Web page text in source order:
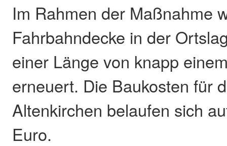
Im Rahmen der Maßnahme
Fahrbahndecke in der
einer Länge von knapp
erneuert. Die Baukosten für
Altenkirchen belaufen sich
Euro.